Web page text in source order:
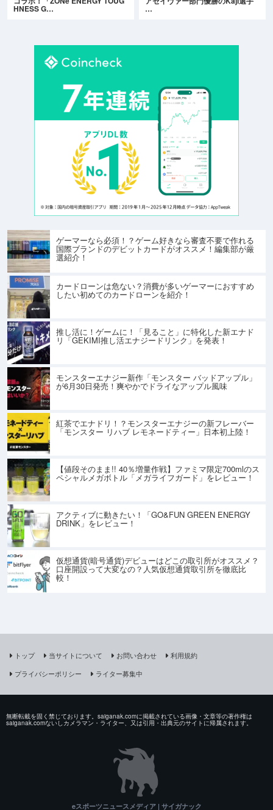
HNESS G… …
ゲーマーなら必須！？ゲーム好きなら審査不要で作れる
国際ブランドのデビットカードがオススメ！編集部が厳
選紹介！
カードローンは危ない？消費が多いゲーマーにおすすめ
したい初めてのカードローンを紹介！
推し活に！ゲームに！「見ること」に特化した新エナド
リ「GEKIMI推し活エナジードリンク」を発表！
モンスターエナジー新作「モンスター バッドアップル」
が6月30日発売！爽やかでドライなアップル風味
紅茶でエナドリ！？モンスターエナジーの新フレーバー
「モンスター リハブ レモネードティー」日本初上陸！
【値段そのまま!! 40％増量作戦】ファミマ限定700mlのス
ペシャルメガボトル「メガライフガード」をレビュー！
アクティブに動きたい！「GO&FUN GREEN ENERGY
DRINK」をレビュー！
仮想通貨(暗号通貨)デビューはどこの取引所がオススメ？
口座開設って大変なの？人気仮想通貨取引所を徹底比
較！
トップ 当サイトについて お問い合わせ
利用規約
プライバシーポリシー
ライター募集中
無断転載を固く禁じております。saiganak.comに掲載されている画像・文章等の著作権は
saiganak.comないしカメラマン・ライター、又は引用・出典元のサイトに帰属されます。
eスポーツニュースメディア | サイガナック